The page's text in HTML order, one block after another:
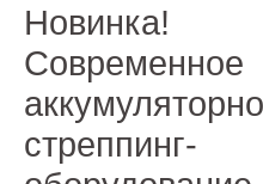
Новинка!
Современное
стреппинг-